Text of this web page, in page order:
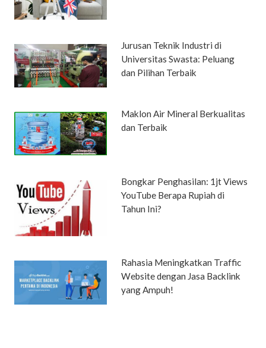
Jurusan Teknik Industri di
Universitas Swasta: Peluang
dan Pilihan Terbaik
Maklon Air Mineral Berkualitas
dan Terbaik
Bongkar Penghasilan: 1jt Views
YouTube Berapa Rupiah di
Tahun Ini?
Rahasia Meningkatkan Traffic
Website dengan Jasa Backlink
yang Ampuh!